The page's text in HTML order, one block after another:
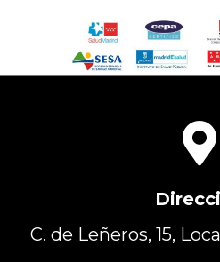
C. de Leñeros, 15,